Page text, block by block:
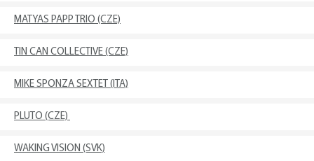
MATYAS PAPP TRIO (CZE)
TIN CAN COLLECTIVE (CZE)
MIKE SPONZA SEXTET (ITA)
PLUTO (CZE)
WAKING VISION (SVK)